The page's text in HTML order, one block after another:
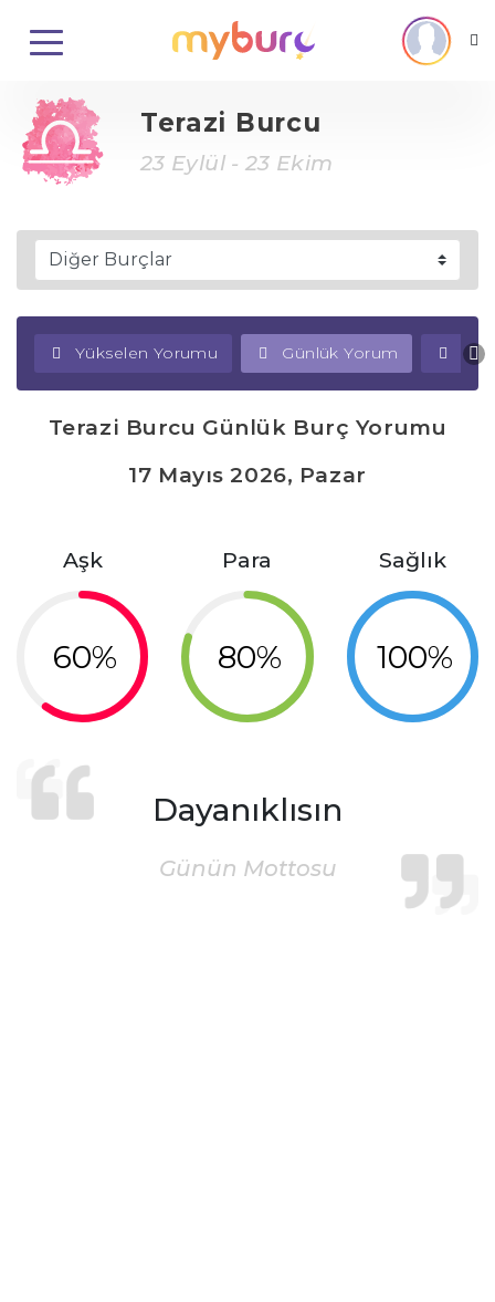
Terazi Burcu
23 Eylül - 23 Ekim
Yükselen Yorumu Günlük Yorum
Terazi Burcu Günlük Burç Yorumu
17 Mayıs 2026, Pazar
Aşk
60%
Para
80%
Sağlık
100%
Dayanıklısın
Günün Mottosu